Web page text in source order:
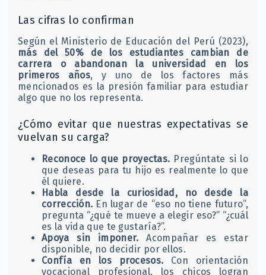
Las cifras lo confirman
Según el Ministerio de Educación del Perú (2023),
más del 50% de los estudiantes cambian de
carrera o abandonan la universidad en los
primeros años, y uno de los factores más
mencionados es la presión familiar para estudiar
algo que no los representa.
¿Cómo evitar que nuestras expectativas se
vuelvan su carga?
Reconoce lo que proyectas. Pregúntate si lo
que deseas para tu hijo es realmente lo que
él quiere.
Habla desde la curiosidad, no desde la
corrección. En lugar de “eso no tiene futuro”,
pregunta “¿qué te mueve a elegir eso?” “¿cuál
es la vida que te gustaría?”.
Apoya sin imponer. Acompañar es estar
disponible, no decidir por ellos.
Confía en los procesos. Con orientación
vocacional profesional, los chicos logran